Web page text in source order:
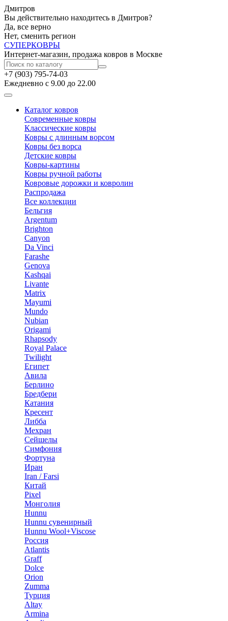
Дмитров
Вы действительно находитесь в Дмитров?
Да, все верно
Нет, сменить регион
СУПЕРКОВРЫ
Интернет-магазин, продажа ковров в Москве
+7 (903) 795-74-03
Ежедневно с 9.00 до 22.00
Каталог ковров
Современные ковры
Классические ковры
Ковры с длинным ворсом
Ковры без ворса
Детские ковры
Ковры-картины
Ковры ручной работы
Ковровые дорожки и ковролин
Распродажа
Все коллекции
Бельгия
Argentum
Brighton
Canyon
Da Vinci
Farashe
Genova
Kashqai
Livante
Matrix
Mayumi
Mundo
Nubian
Origami
Rhapsody
Royal Palace
Twilight
Египет
Авила
Берлино
Бредбери
Катания
Кресент
Либба
Мехран
Сейшелы
Симфония
Фортуна
Иран
Iran / Farsi
Китай
Pixel
Монголия
Hunnu
Hunnu сувенирный
Hunnu Wool+Viscose
Россия
Atlantis
Graff
Dolce
Orion
Zumma
Турция
Altay
Armina